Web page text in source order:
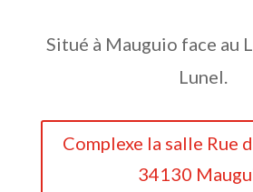
Situé à Mauguio face au
Lunel.
Complexe la salle Rue
34130